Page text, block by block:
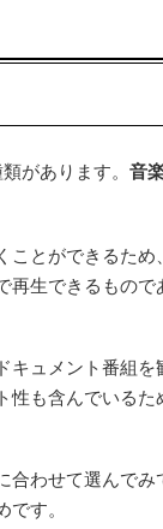
があります。 音
とができるた
生できるもの
ュメント番組
性も含んでいる
わせて選んでみ
す。